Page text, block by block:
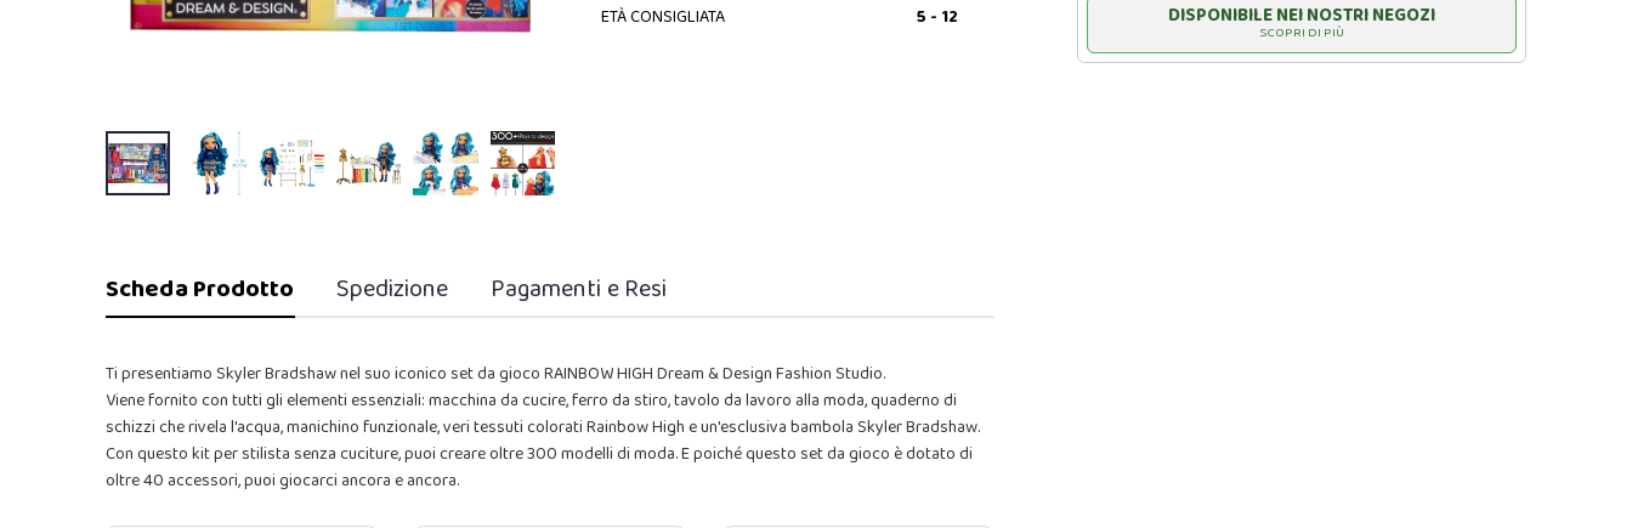
ETÀ CONSIGLIATA 5 - 12 DISPONIBILE NEI NOSTRI NEGOZI
SCOPRI DI PIÙ
Scheda Prodotto Spedizione Pagamenti e Resi
Ti presentiamo Skyler Bradshaw nel suo iconico set da gioco RAINBOW HIGH Dream & Design Fashion Studio.
Viene fornito con tutti gli elementi essenziali: macchina da cucire, ferro da stiro, tavolo da lavoro alla moda, quaderno di
schizzi che rivela l'acqua, manichino funzionale, veri tessuti colorati Rainbow High e un'esclusiva bambola Skyler Bradshaw.
Con questo kit per stilista senza cuciture, puoi creare oltre 300 modelli di moda. E poiché questo set da gioco è dotato di
oltre 40 accessori, puoi giocarci ancora e ancora.